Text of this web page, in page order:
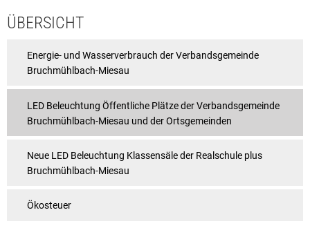
ÜBERSICHT
Energie- und Wasserverbrauch der Verbandsgemeinde
Bruchmühlbach-Miesau
LED Beleuchtung Öffentliche Plätze der Verbandsgemeinde
Bruchmühlbach-Miesau und der Ortsgemeinden
Neue LED Beleuchtung Klassensäle der Realschule plus
Bruchmühlbach-Miesau
Ökosteuer